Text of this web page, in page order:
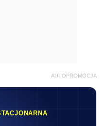
AUTOPROMOCJA